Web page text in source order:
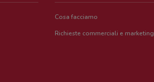
Cosa facciamo
Richieste commerciali e marketing